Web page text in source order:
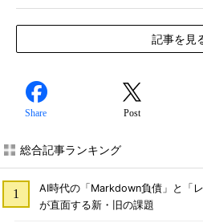
記事を見
Share Post
総合記事ランキング
AI時代の「Markdown負債」と「
が直面する新・旧の課題